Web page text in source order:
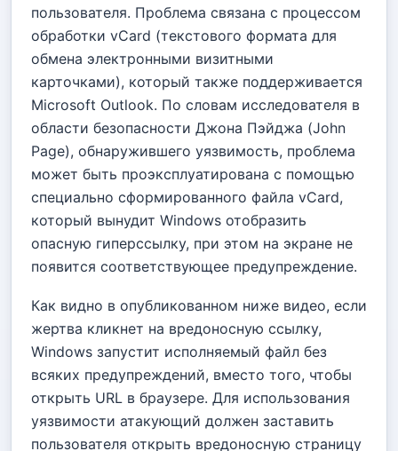
пользователя. Проблема связана с процессом
обработки vCard (текстового формата для
обмена электронными визитными
карточками), который также поддерживается
Microsoft Outlook. По словам исследователя в
области безопасности Джона Пэйджа (John
Page), обнаружившего уязвимость, проблема
может быть проэксплуатирована с помощью
специально сформированного файла vCard,
который вынудит Windows отобразить
опасную гиперссылку, при этом на экране не
появится соответствующее предупреждение.
Как видно в опубликованном ниже видео, если
жертва кликнет на вредоносную ссылку,
Windows запустит исполняемый файл без
всяких предупреждений, вместо того, чтобы
открыть URL в браузере. Для использования
уязвимости атакующий должен заставить
пользователя открыть вредоносную страницу